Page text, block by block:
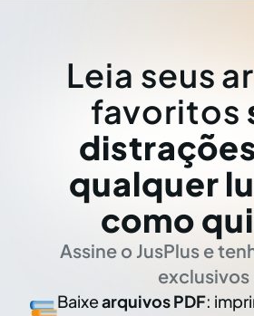
Leia seus
favoritos
qualquer
como
Assine o JusPlus e
exclusivos
Baixearquivos PDF: